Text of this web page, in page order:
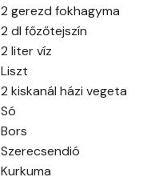
2 gerezd fokhagyma
2 dl főzőtejszín
2 liter víz
Liszt
2 kiskanál házi vegeta
Só
Bors
Szerecsendió
Kurkuma